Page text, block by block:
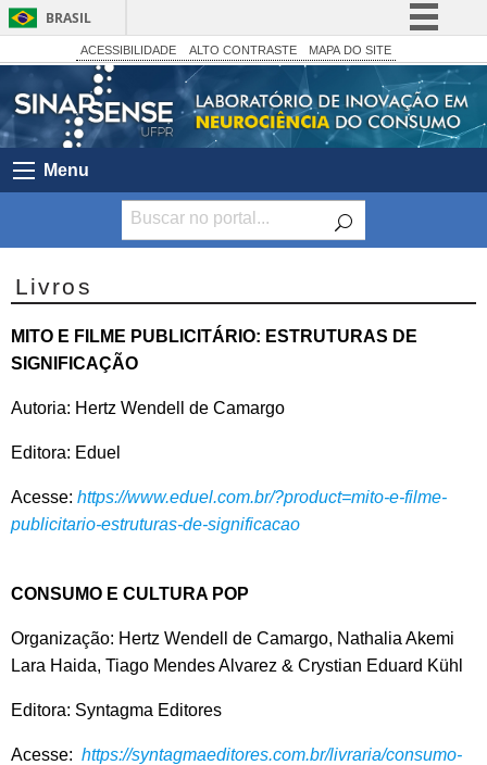
BRASIL
Simplifique!
Comunica BR
Participe
Legislação
Canais
ACESSIBILIDADE ALTO CONTRASTE MAPA DO SITE
Menu
Livros
MITO E FILME PUBLICITÁRIO: ESTRUTURAS DE
SIGNIFICAÇÃO
Autoria: Hertz Wendell de Camargo
Editora: Eduel
Acesse: https://www.eduel.com.br/?product=mito-e-filme-
publicitario-estruturas-de-significacao
CONSUMO E CULTURA POP
Organização: Hertz Wendell de Camargo, Nathalia Akemi
Lara Haida, Tiago Mendes Alvarez & Crystian Eduard Kühl
Editora: Syntagma Editores
Acesse: https://syntagmaeditores.com.br/livraria/consumo-